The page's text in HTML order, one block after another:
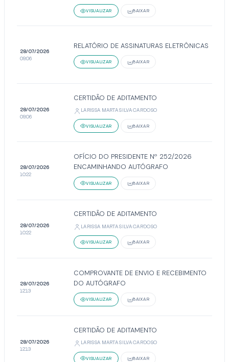
VISUALIZAR BAIXAR
28/07/2026
09:06
RELATÓRIO DE ASSINATURAS ELETRÔNICAS
VISUALIZAR BAIXAR
28/07/2026
09:06
CERTIDÃO DE ADITAMENTO
LARISSA MARTA SILVA CARDOSO
VISUALIZAR BAIXAR
28/07/2026
10:22
OFÍCIO DO PRESIDENTE Nº 252/2026
ENCAMINHANDO AUTÓGRAFO
VISUALIZAR BAIXAR
28/07/2026
10:22
CERTIDÃO DE ADITAMENTO
LARISSA MARTA SILVA CARDOSO
VISUALIZAR BAIXAR
28/07/2026
12:13
COMPROVANTE DE ENVIO E RECEBIMENTO
DO AUTÓGRAFO
VISUALIZAR BAIXAR
28/07/2026
12:13
CERTIDÃO DE ADITAMENTO
LARISSA MARTA SILVA CARDOSO
VISUALIZAR BAIXAR